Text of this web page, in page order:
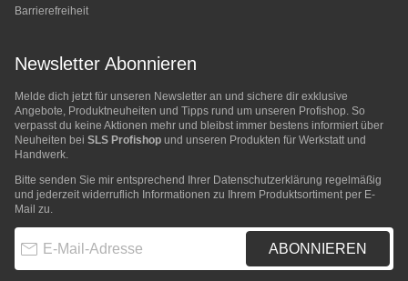
Barrierefreiheit
Newsletter Abonnieren
Melde dich jetzt für unseren Newsletter an und sichere dir exklusive
Angebote, Produktneuheiten und Tipps rund um unseren Profishop. So
verpasst du keine Aktionen mehr und bleibst immer bestens informiert über
Neuheiten bei SLS Profishop und unseren Produkten für Werkstatt und
Handwerk.
Bitte senden Sie mir entsprechend Ihrer Datenschutzerklärung regelmäßig
und jederzeit widerruflich Informationen zu Ihrem Produktsortiment per E-
Mail zu.
ABONNIEREN